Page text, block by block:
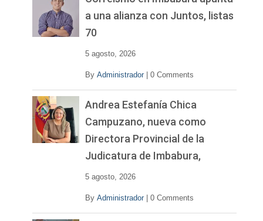
a una alianza con Juntos, listas
70
5 agosto, 2026
By Administrador 0 Comments
Andrea Estefanía Chica
Campuzano, nueva como
Directora Provincial de la
Judicatura de Imbabura,
5 agosto, 2026
By Administrador 0 Comments